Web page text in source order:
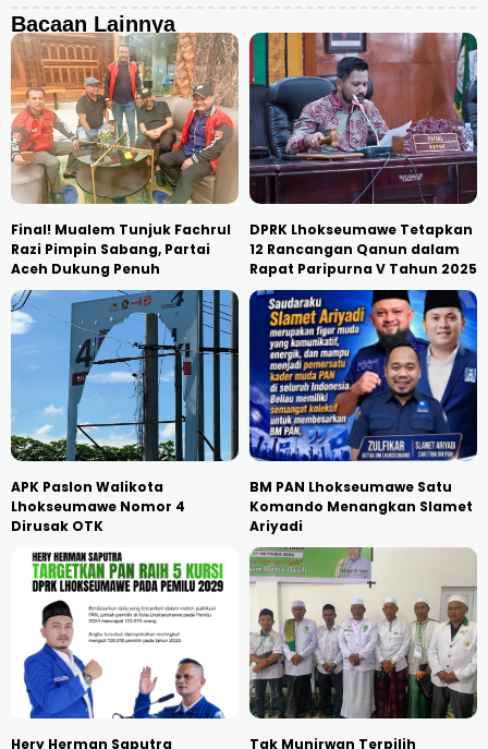
Bacaan Lainnya
Final! Mualem Tunjuk Fachrul
Razi Pimpin Sabang, Partai
Aceh Dukung Penuh
DPRK Lhokseumawe Tetapkan
12 Rancangan Qanun dalam
Rapat Paripurna V Tahun 2025
APK Paslon Walikota
Lhokseumawe Nomor 4
Dirusak OTK
BM PAN Lhokseumawe Satu
Komando Menangkan Slamet
Ariyadi
Hery Herman Saputra
Tgk Munirwan Terpilih